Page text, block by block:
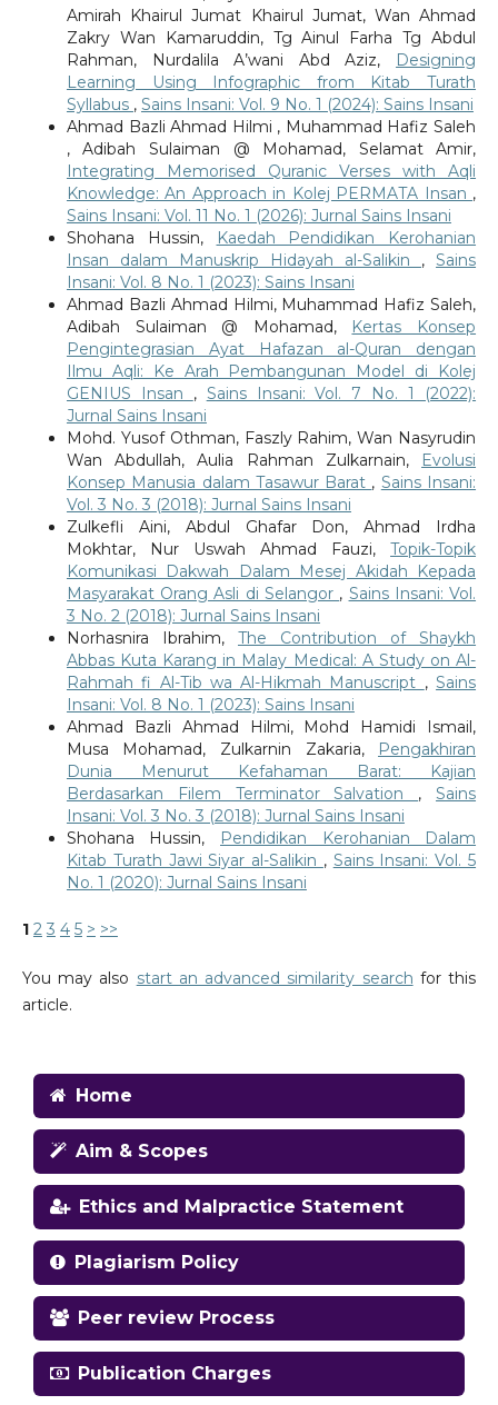
Amirah Khairul Jumat Khairul Jumat, Wan Ahmad
Zakry Wan Kamaruddin, Tg Ainul Farha Tg Abdul
Rahman, Nurdalila A’wani Abd Aziz,
Designing
Learning Using Infographic from Kitab Turath
Syllabus , Sains Insani: Vol. 9 No. 1 (2024): Sains Insani
Ahmad Bazli Ahmad Hilmi , Muhammad Hafiz Saleh
, Adibah Sulaiman @ Mohamad, Selamat Amir,
Integrating Memorised Quranic Verses with Aqli
Knowledge: An Approach in Kolej PERMATA Insan ,
Sains Insani: Vol. 11 No. 1 (2026): Jurnal Sains Insani
Shohana Hussin,
Kaedah Pendidikan Kerohanian
Insan dalam Manuskrip Hidayah al-Salikin ,Sains
Insani: Vol. 8 No. 1 (2023): Sains Insani
Ahmad Bazli Ahmad Hilmi, Muhammad Hafiz Saleh,
Adibah Sulaiman @ Mohamad, Kertas Konsep
Pengintegrasian Ayat Hafazan al-Quran dengan
Ilmu Aqli: Ke Arah Pembangunan Model di Kolej
GENIUS Insan , Sains Insani: Vol. 7 No. 1 (2022):
Jurnal Sains Insani
Mohd. Yusof Othman, Faszly Rahim, Wan Nasyrudin
Wan Abdullah, Aulia Rahman Zulkarnain,
Evolusi
Konsep Manusia dalam Tasawur Barat , Sains Insani:
Vol. 3 No. 3 (2018): Jurnal Sains Insani
Zulkefli Aini, Abdul Ghafar Don, Ahmad Irdha
Mokhtar, Nur Uswah Ahmad Fauzi,Topik-Topik
Komunikasi Dakwah Dalam Mesej Akidah Kepada
Masyarakat Orang Asli di Selangor , Sains Insani: Vol.
3 No. 2 (2018): Jurnal Sains Insani
Norhasnira Ibrahim, The Contribution of Shaykh
Abbas Kuta Karang in Malay Medical: A Study on Al-
Rahmah fi Al-Tib wa Al-Hikmah Manuscript ,Sains
Insani: Vol. 8 No. 1 (2023): Sains Insani
Ahmad Bazli Ahmad Hilmi, Mohd Hamidi Ismail,
Musa Mohamad, Zulkarnin Zakaria,
Pengakhiran
Dunia Menurut Kefahaman Barat: Kajian
Berdasarkan Filem Terminator Salvation ,Sains
Insani: Vol. 3 No. 3 (2018): Jurnal Sains Insani
Shohana Hussin,
Pendidikan Kerohanian Dalam
Kitab Turath Jawi Siyar al-Salikin , Sains Insani: Vol. 5
No. 1 (2020): Jurnal Sains Insani
1 2 3 4 5 > >>
You may also start an advanced similarity search for this
article.
Home
Aim & Scopes
Ethics and Malpractice Statement
Plagiarism Policy
Peer review Process
Publication Charges